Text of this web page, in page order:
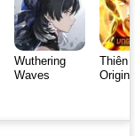
Wuthering
Waves
Thiên
Origin